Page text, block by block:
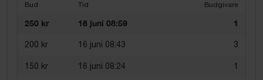
Bud Tid Budgivare
250 kr 16 juni 08:59 1
200 kr 16 juni 08:43 3
150 kr 16 juni 08:24 1